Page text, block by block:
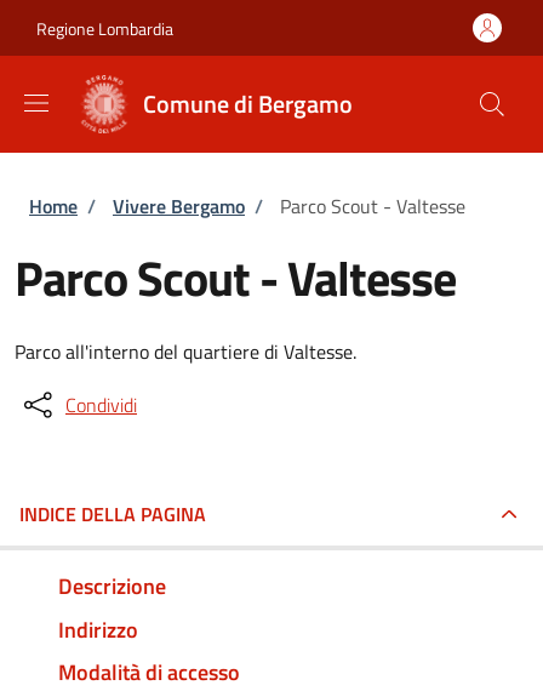
Regione Lombardia
Comune di Bergamo
Briciole di pane
Home / Vivere Bergamo / Parco Scout - Valtesse
Parco Scout - Valtesse
Parco all'interno del quartiere di Valtesse.
Condividi
INDICE DELLA PAGINA
Descrizione
Indirizzo
Modalità di accesso